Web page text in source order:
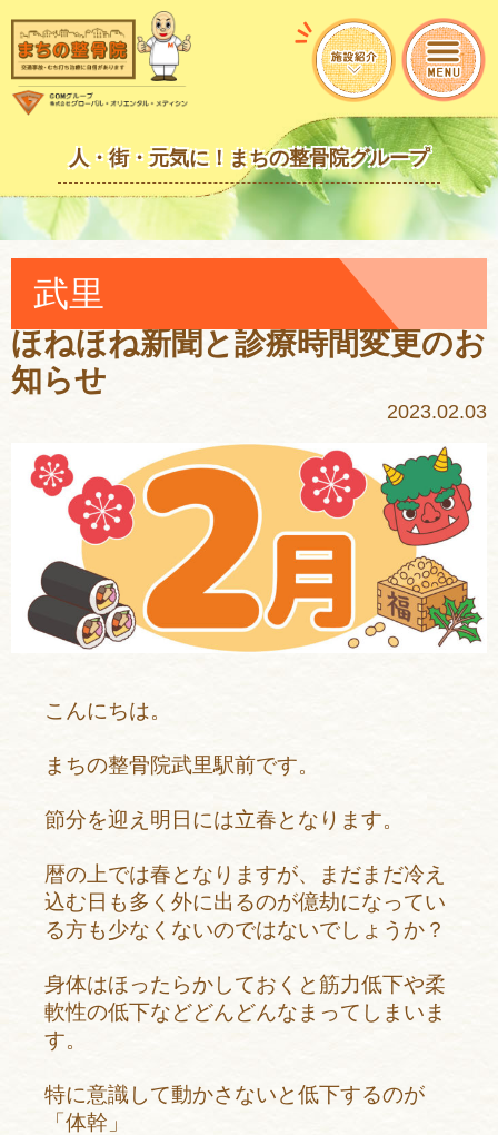
人・街・元気に！まちの整骨院グループ
武里
ほねほね新聞と診療時間変更のお
知らせ
2023.02.03
こんにちは。
まちの整骨院武里駅前です。
節分を迎え明日には立春となります。
暦の上では春となりますが、まだまだ冷え
込む日も多く外に出るのが億劫になってい
る方も少なくないのではないでしょうか？
身体はほったらかしておくと筋力低下や柔
軟性の低下などどんどんなまってしまいま
す。
特に意識して動かさないと低下するのが
「体幹」